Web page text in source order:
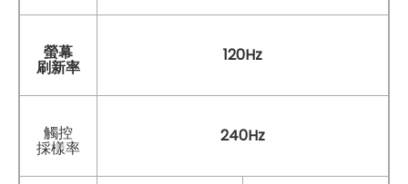
螢幕
刷新率
120Hz
觸控
採樣率
240Hz